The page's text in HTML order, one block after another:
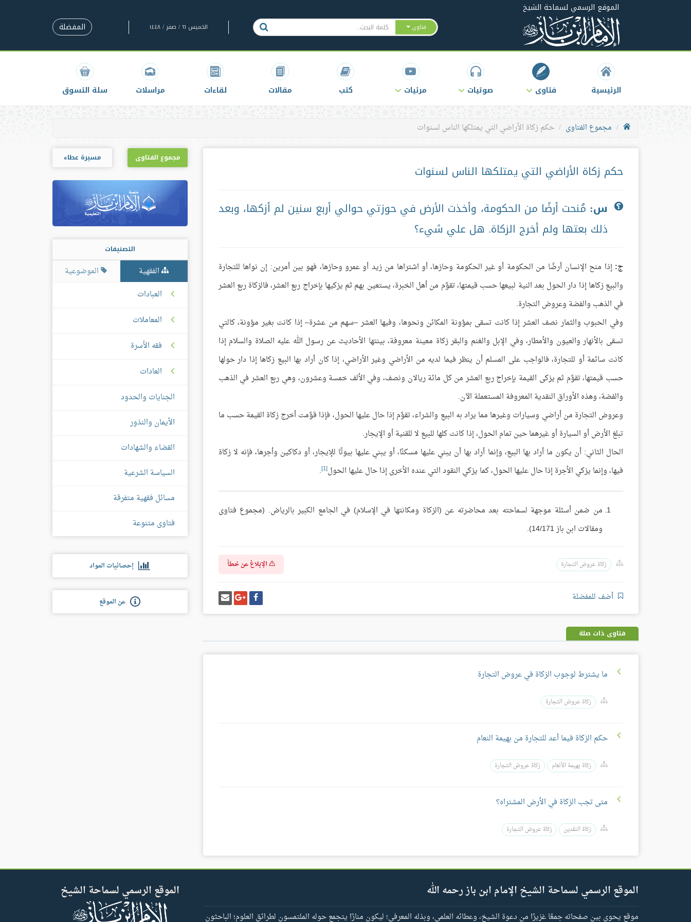
الموقع الرسمي لسماحة الشيخ
فتاوى الخميس ٢١ / صفر / ١٤٤٨ المفضلة
الرئيسية فتاوى صوتيات مرئيات كتب مقالات لقاءات مراسلات سلة التسوق
مجموع الفتاوى حكم زكاة الأراضي التي يمتلكها الناس لسنوات
حكم زكاة الأراضي التي يمتلكها الناس لسنوات
س: مُنحت أرضًا من الحكومة، وأخذت الأرض في حوزتي حوالي أربع سنين لم أزكها، وبعد
ذلك بعتها ولم أخرج الزكاة. هل علي شيء؟
ج: إذا منح الإنسان أرضًا من الحكومة أو غير الحكومة وحازها، أو اشتراها من زيد أو عمرو وحازها، فهو بين أمرين: إن نواها للتجارة
والبيع زكاها إذا دار الحول بعد النية لبيعها حسب قيمتها، تقوَّم من أهل الخبرة، يستعين بهم ثم يزكيها بإخراج ربع العشر، فالزكاة ربع العشر
في الذهب والفضة وعروض التجارة.
وفي الحبوب والثمار نصف العشر إذا كانت تسقى بمؤونة المكائن ونحوها، وفيها العشر –سهم من عشرة– إذا كانت بغير مؤونة، كالتي
تسقى بالأنهار والعيون والأمطار، وفي الإبل والغنم والبقر زكاة معينة معروفة، بينتها الأحاديث عن رسول الله عليه الصلاة والسلام إذا
كانت سائمة أو للتجارة، فالواجب على المسلم أن ينظر فيما لديه من الأراضي وغير الأراضي، إذا كان أراد بها البيع زكاها إذا دار حولها
حسب قيمتها، تقوَّم ثم يزكى القيمة بإخراج ربع العشر من كل مائة ريالان ونصف، وفي الألف خمسة وعشرون، وهي ربع العشر في الذهب
والفضة، وهذه الأوراق النقدية المعروفة المستعملة الآن.
وعروض التجارة من أراضي وسيارات وغيرها مما يراد به البيع والشراء، تقوَّم إذا حال عليها الحول، فإذا قوَّمت أخرج زكاة القيمة حسب ما
تبلغ الأرض أو السيارة أو غيرهما حين تمام الحول، إذا كانت كلها للبيع لا للقنية أو الإيجار.
الحال الثاني: أن يكون ما أراد بها البيع، وإنما أراد بها أن يبني عليها مسكنًا، أو يبني عليها بيوتًا للإيجار، أو دكاكين وأجرها، فإنه لا زكاة
فيها، وإنما يزكي الأجرة إذا حال عليها الحول، كما يزكي النقود التي عنده الأخرى إذا حال عليها الحول[1]
.
من ضمن أسئلة موجهة لسماحته بعد محاضرته عن (الزكاة ومكانتها في الإسلام) في الجامع الكبير بالرياض. (مجموع فتاوى
ومقالات ابن باز 14/171).
زكاة عروض التجارة الإبلاغ عن خطأ
أضف للمفضلة شارك
على
فيسبوك
شارك
على
غوغل
بلس
إرسل
إيميل
فتاوى ذات صلة
ما يشترط لوجوب الزكاة في عروض التجارة
زكاة عروض التجارة
حكم الزكاة فيما أعد للتجارة من بهيمة النعام
زكاة بهيمة الأنعام زكاة عروض التجارة
متى تجب الزكاة في الأرض المشتراه؟
زكاة النقدين زكاة عروض التجارة
مجموع الفتاوى مسيرة عطاء
التصنيفات
الفقهية
الموضوعية
العبادات
المعاملات
فقه الأسرة
العادات
الجنايات والحدود
الأيمان والنذور
القضاء والشهادات
السياسة الشرعية
مسائل فقهية متفرقة
فتاوى متنوعة
إحصائيات المواد
عن الموقع
الموقع الرسمي لسماحة الشيخ الإمام ابن باز رحمه الله
موقع يحوي بين صفحاته جمعًا غزيرًا من دعوة الشيخ، وعطائه العلمي، وبذله المعرفي؛ ليكون منارًا يتجمع حوله الملتمسون لطرائق العلوم؛ الباحثون
الموقع الرسمي لسماحة الشيخ